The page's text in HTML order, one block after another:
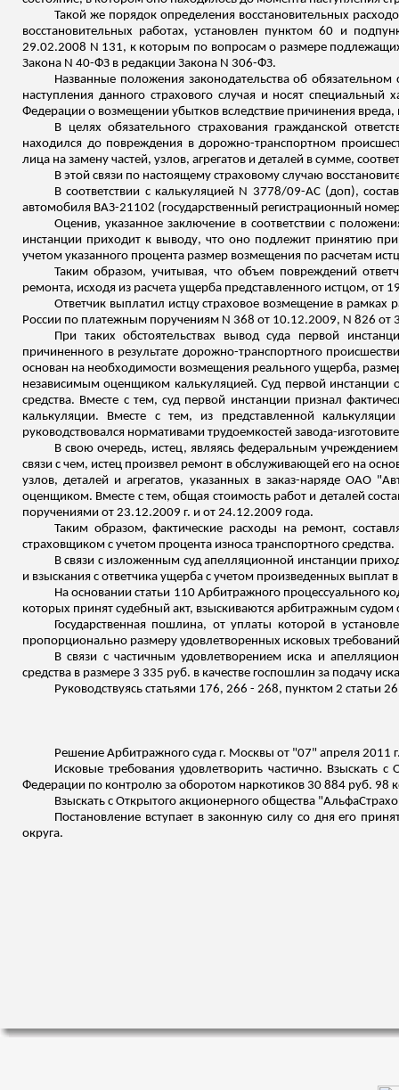
Такой же порядок определения восстановительных
восстановительных работах, установлен пунктом 60 и
29.02.2008 N 131, к которым по вопросам о размере
Закона N 40-ФЗ в редакции Закона N 306-ФЗ.
Названные положения законодательства об обязательном
наступления данного страхового случая и носят специальный
Федерации о возмещении убытков вследствие причинения
В целях обязательного страхования гражданской
находился до повреждения в дорожно-транспортном
лица на замену частей, узлов, агрегатов и деталей в сумме,
В этой связи по настоящему страховому случаю
В соответствии с калькуляцией N 3778/09-АС (доп),
автомобиля ВАЗ-21102 (государственный регистрационный
Оценив, указанное заключение в соответствии с
инстанции приходит к выводу, что оно подлежит принятию
учетом указанного процента размер возмещения по расчетам
Таким образом, учитывая, что объем повреждений
ремонта, исходя из расчета ущерба представленного истцом, от
Ответчик выплатил истцу страховое возмещение в рамках
России по платежным поручениям N 368 от 10.12.2009, N 826 от
При таких обстоятельствах вывод суда первой
причиненного в результате дорожно-транспортного
основан на необходимости возмещения реального ущерба,
независимым оценщиком калькуляцией. Суд первой инстанции
средства. Вместе с тем, суд первой инстанции признал
калькуляции. Вместе с тем, из представленной
руководствовался нормативами трудоемкостей завода-
В свою очередь, истец, являясь федеральным
связи с чем, истец произвел ремонт в обслуживающей его на
узлов, деталей и агрегатов, указанных в заказ-нарядеОАО
оценщиком. Вместе с тем, общая стоимость работ и деталей
поручениями от 23.12.2009 г. и от 24.12.2009 года.
Таким образом, фактические расходы на ремонт,
страховщиком с учетом процента износа транспортного средства.
В связи с изложенным суд апелляционной инстанции
и взыскания с ответчика ущерба с учетом произведенных выплат
На основании статьи 110 Арбитражного процессуального
которых принят судебный акт, взыскиваются арбитражным судом
Государственная пошлина, от уплаты которой в
пропорционально размеру удовлетворенных исковых
В связи с частичным удовлетворением иска и
средства в размере 3 335 руб. в качестве госпошлин за подачу
Руководствуясь статьями 176, 266 - 268, пунктом 2 статьи
Решение Арбитражного суда г. Москвы от "07" апреля
Исковые требования удовлетворить частично. Взыскать
Федерации по контролю за оборотом наркотиков 30 884 руб. 98
Взыскать с Открытого акционерного общества
Постановление вступает в законную силу со дня его
округа.